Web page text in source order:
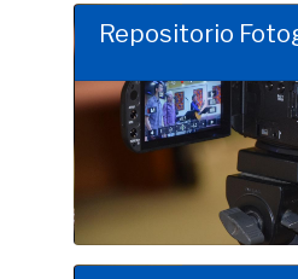
Repositorio
Clic para saber más